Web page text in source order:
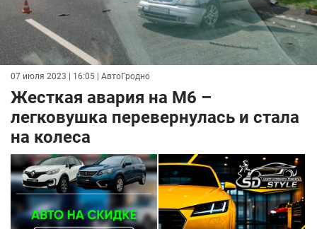
07 июля 2023 | 16:05 | АвтоГродно
Жесткая авария на М6 –
легковушка перевернулась и стала
на колеса